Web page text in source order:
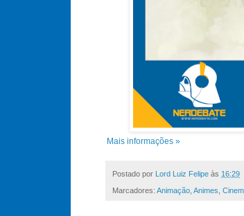
Mais informações »
Postado por Lord Luiz Felipe às 16:29
Marcadores: Animação Animes